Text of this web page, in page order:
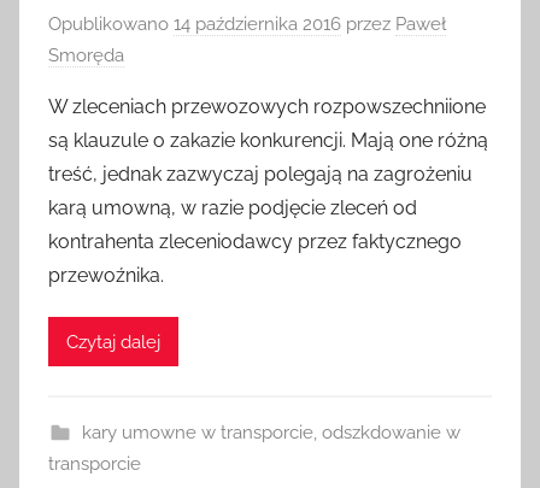
Opublikowano 14 października 2016 przez Paweł
Smoręda
W zleceniach przewozowych rozpowszechniione
są klauzule o zakazie konkurencji. Mają one różną
treść, jednak zazwyczaj polegają na zagrożeniu
karą umowną, w razie podjęcie zleceń od
kontrahenta zleceniodawcy przez faktycznego
przewoźnika.
Czytaj dalej
kary umowne w transporcie, odszkdowanie w
transporcie